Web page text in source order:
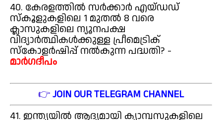
40. കേരളത്തിൽ സർക്കാർ എയ്ഡഡ്
സ്കൂളുകളിലെ 1 മുതൽ 8 വരെ
ക്ലാസുകളിലെ ന്യൂനപക്ഷ
വിദ്യാർത്ഥികൾക്കുള്ള പ്രീമെട്രിക്
സ്കോളർഷിപ്പ് നൽകുന്ന പദ്ധതി? -
മാർഗദീപം
👉JOIN OUR TELEGRAM CHANNEL
41. ഇന്ത്യയിൽ ആദ്യമായി ക്യാമ്പസുകളിലെ